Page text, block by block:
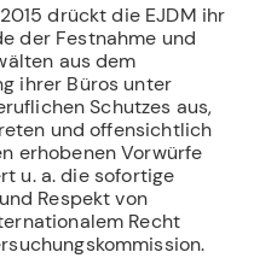
drückt die EJDM ihr
der Festnahme und
aus dem
ihrer Büros unter
Schutzes aus,
und offensichtlich
erhobenen Vorwürfe
u. a. die sofortige
Respekt von
Recht